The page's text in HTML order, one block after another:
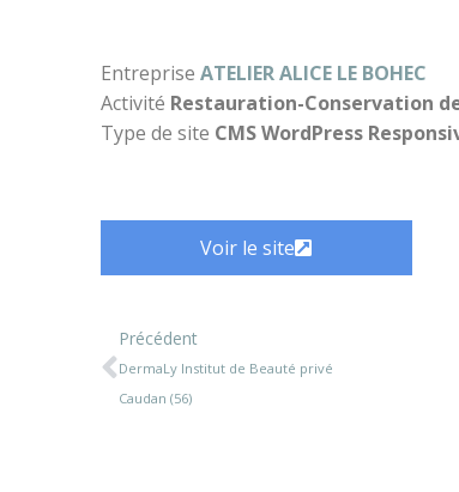
Entreprise ATELIER ALICE LE BOHEC
Activité Restauration-Conservation
Type de site CMS WordPress
Voir le site
Précédent
DermaLy Institut de Beauté privé
Caudan (56)